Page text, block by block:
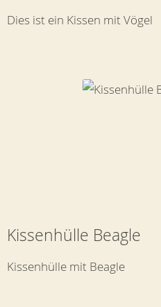
Dies ist ein Kissen mit Vögel
Kissenhülle Beagle
Kissenhülle mit Beagle